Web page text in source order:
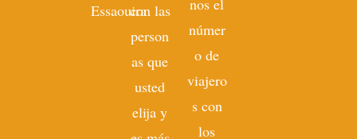
Essaouiracon las
person
as que
usted
elija y
nos el
númer
o de
viajero
s con
los